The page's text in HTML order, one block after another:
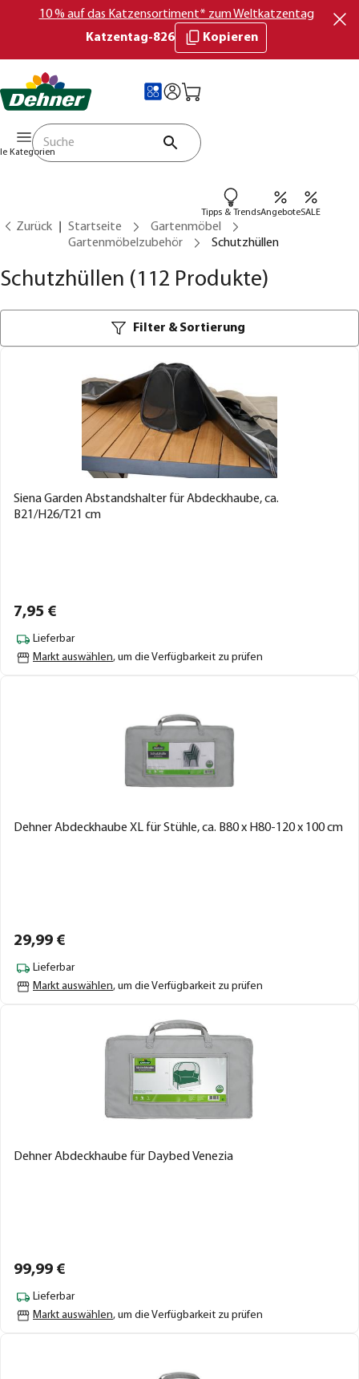
10 % auf das Katzensortiment* zum Weltkatzentag
Katzentag-826
Kopieren
Kategorien
Tipps & TrendsAngeboteSALE
Zurück Startseite
Gartenmöbel
Gartenmöbelzubehör
Schutzhüllen
Schutzhüllen (112 Produkte)
Filter & Sortierung
Siena Garden Abstandshalter für Abdeckhaube, ca.
B21/H26/T21 cm
7,95 €
Lieferbar
Markt auswählen, um die Verfügbarkeit zu prüfen
Dehner Abdeckhaube XL für Stühle, ca. B80 x H80-120 x 100 cm
29,99 €
Lieferbar
Markt auswählen, um die Verfügbarkeit zu prüfen
Dehner Abdeckhaube für Daybed Venezia
99,99 €
Lieferbar
Markt auswählen, um die Verfügbarkeit zu prüfen